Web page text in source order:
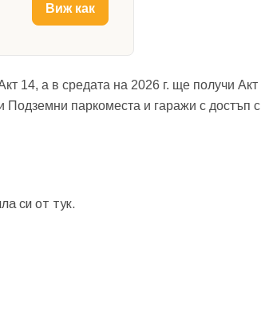
Виж как
14, а в средата на 2026 г. ще получи Акт
Подземни паркоместа и гаражи с достъп с
си от тук.